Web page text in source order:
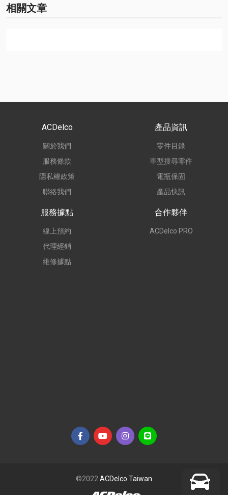
相關文章
ACDelco
關於我們
服務條款
隱私權政策
聯絡我們
產品資訊
零件目錄
車型搜尋零件
電瓶保固
產品快訊
服務據點
線上預約
代理經銷
維修據點
合作夥伴
ACDelco PRO
©2022 ACDelco Taiwan